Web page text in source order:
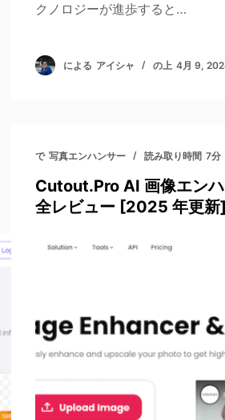
クノロジーが進歩すると…
による アイシャ の上 4月 9,
で 写真エンハンサー 読み取り時間 7分
Cutout.Pro AI 画像エン
全レビュー [2025 年更新]